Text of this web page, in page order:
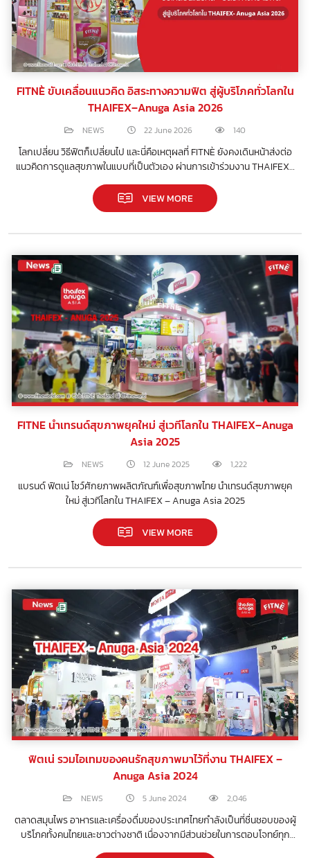
FITNÈ ขับเคลื่อนแนวคิด อิสระทางความฟิต สู่ผู้บริโภคทั่วโลกใน
THAIFEX–Anuga Asia 2026
NEWS 22 June 2026 140
โลกเปลี่ยน วิธีฟิตก็เปลี่ยนไป และนี่คือเหตุผลที่ FITNÈ ยังคงเดินหน้าส่งต่อ
แนวคิดการดูแลสุขภาพในแบบที่เป็นตัวเอง ผ่านการเข้าร่วมงาน THAIFEX–
Anuga Asia 2026
VIEW MORE
FITNE นำเทรนด์สุขภาพยุคใหม่ สู่เวทีโลกใน THAIFEX–Anuga
Asia 2025
NEWS 12 June 2025 1,222
แบรนด์ ฟิตเน่ โชว์ศักยภาพผลิตภัณฑ์เพื่อสุขภาพไทย นำเทรนด์สุขภาพยุค
ใหม่ สู่เวทีโลกใน THAIFEX – Anuga Asia 2025
VIEW MORE
ฟิตเน่ รวมไอเทมของคนรักสุขภาพมาไว้ที่งาน THAIFEX –
Anuga Asia 2024
NEWS 5 June 2024 2,046
ตลาดสมุนไพร อาหารและเครื่องดื่มของประเทศไทยกำลังเป็นที่ชื่นชอบของผู้
บริโภคทั้งคนไทยและชาวต่างชาติ เนื่องจากมีส่วนช่วยในการตอบโจทย์ทุก
ความต้องการดูแลสุขภาพแบบองค์รวมตามยุคสมัย